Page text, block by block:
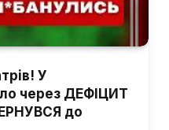
У
через ДЕФІЦИТ
до